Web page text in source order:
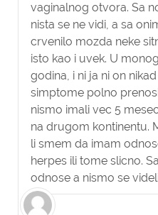
vaginalnog otvora. Sa
nista se ne vidi, a sa
crvenilo mozda neke
isto kao i uvek. U
godina, i ni ja ni on
simptome polno
nismo imali vec 5
na drugom kontinentu.
li smem da imam
herpes ili tome slicno.
odnose a nismo se